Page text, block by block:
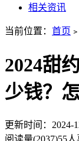
相关资讯
当前位置： 首页 ﹥
2024甜
少钱？
更新时间：2024-
阅读量(2037)55人